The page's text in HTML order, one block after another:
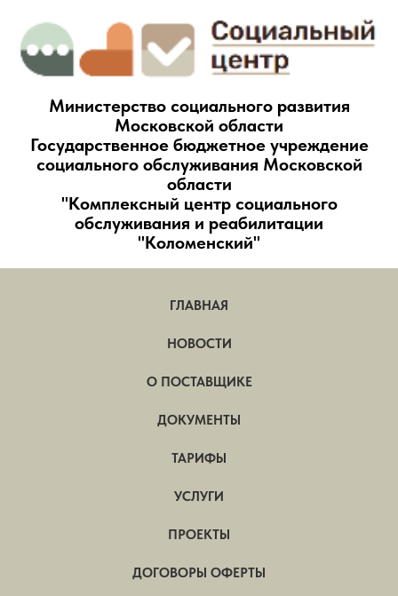
Министерство социального развития
Московской области
Государственное бюджетное учреждение
социального обслуживания Московской
области
"Комплексный центр социального
обслуживания и реабилитации
"Коломенский"
ГЛАВНАЯ
НОВОСТИ
О ПОСТАВЩИКЕ
ДОКУМЕНТЫ
ТАРИФЫ
УСЛУГИ
ПРОЕКТЫ
ДОГОВОРЫ ОФЕРТЫ